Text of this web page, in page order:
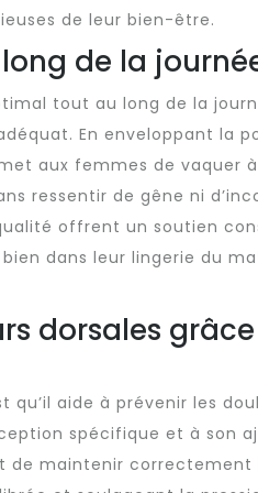
de leur bien-être.
de la
tout au long de la
En enveloppant la
aux femmes de vaquer
ressentir de gêne ni
offrent un soutien
dans leur lingerie du
dorsales
aide à prévenir les
spécifique et à son
de maintenir correctement